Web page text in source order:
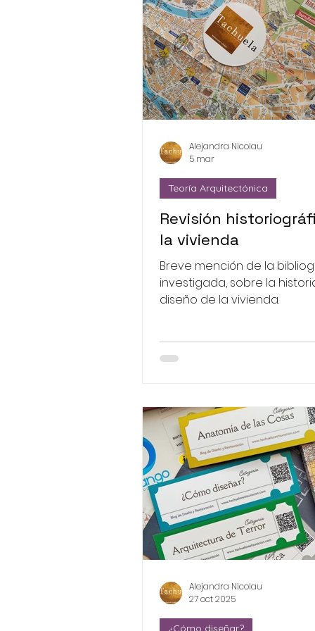
Revisión
la vivienda
Breve mención de la
investigada, sobre la
diseño de la vivienda.
Teoría Arquitectónica
Alejandra Nicolau
5 mar
¿Cómo diseñar?
Alejandra Nicolau
27 oct 2025